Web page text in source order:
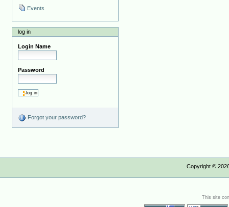
Events
log in
Login Name
Password
Forgot your password?
Copyright ©
This site